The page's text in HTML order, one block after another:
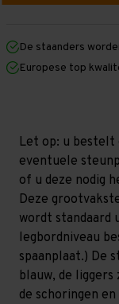
mm
mm
x
400
niveaus
mm
mm
400
De staanders
Europese top
Let op: u
eventuele
of u deze nodig
Deze
wordt standaard
legbordniveau
spaanplaat.) De
blauw, de
de schoringen